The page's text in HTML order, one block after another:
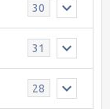
30
31
28